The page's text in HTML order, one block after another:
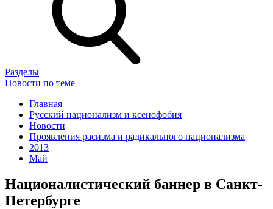
Разделы
Новости по теме
Главная
Русский национализм и ксенофобия
Новости
Проявления расизма и радикального национализма
2013
Май
Националистический баннер в Санкт-
Петербурге